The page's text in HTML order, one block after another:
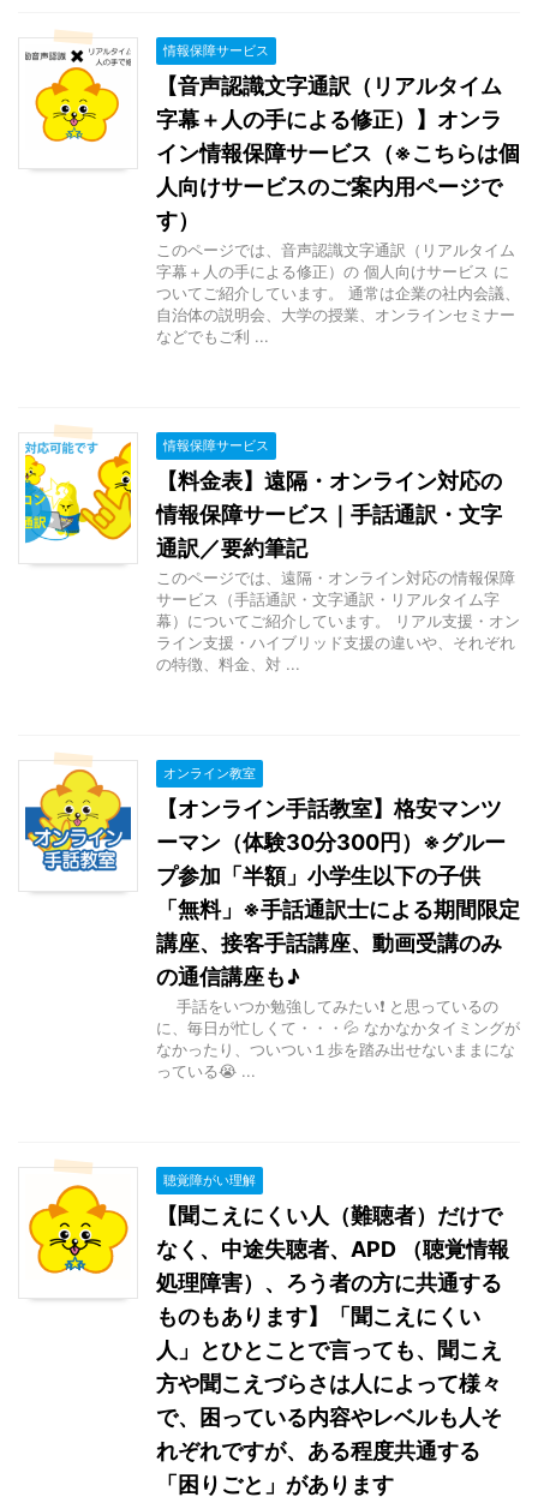
情報保障サービス
【音声認識文字通訳（リアルタイム
字幕＋人の手による修正）】オンラ
イン情報保障サービス（※こちらは個
人向けサービスのご案内用ページで
す）
このページでは、音声認識文字通訳（リアルタイム
字幕＋人の手による修正）の 個人向けサービス に
ついてご紹介しています。 通常は企業の社内会議、
自治体の説明会、大学の授業、オンラインセミナー
などでもご利 ...
情報保障サービス
【料金表】遠隔・オンライン対応の
情報保障サービス｜手話通訳・文字
通訳／要約筆記
このページでは、遠隔・オンライン対応の情報保障
サービス（手話通訳・文字通訳・リアルタイム字
幕）についてご紹介しています。 リアル支援・オン
ライン支援・ハイブリッド支援の違いや、それぞれ
の特徴、料金、対 ...
オンライン教室
【オンライン手話教室】格安マンツ
ーマン（体験30分300円）※グルー
プ参加「半額」小学生以下の子供
「無料」※手話通訳士による期間限定
講座、接客手話講座、動画受講のみ
の通信講座も♪
手話をいつか勉強してみたい❗ と思っているの
に、毎日が忙しくて・・・💦 なかなかタイミングが
なかったり、ついつい１歩を踏み出せないままにな
っている😭 ...
聴覚障がい理解
【聞こえにくい人（難聴者）だけで
なく、中途失聴者、APD （聴覚情報
処理障害）、ろう者の方に共通する
ものもあります】「聞こえにくい
人」とひとことで言っても、聞こえ
方や聞こえづらさは人によって様々
で、困っている内容やレベルも人そ
れぞれですが、ある程度共通する
「困りごと」があります